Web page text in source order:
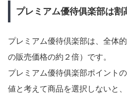
プレミアム優待俱楽部は割
プレミアム優待倶楽部は、全体
の販売価格の約２倍）です。
プレミアム優待俱楽部ポイント
値と考えて商品を選択しないと